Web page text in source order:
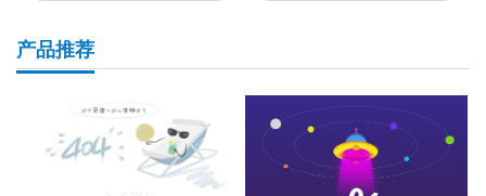
产品推荐